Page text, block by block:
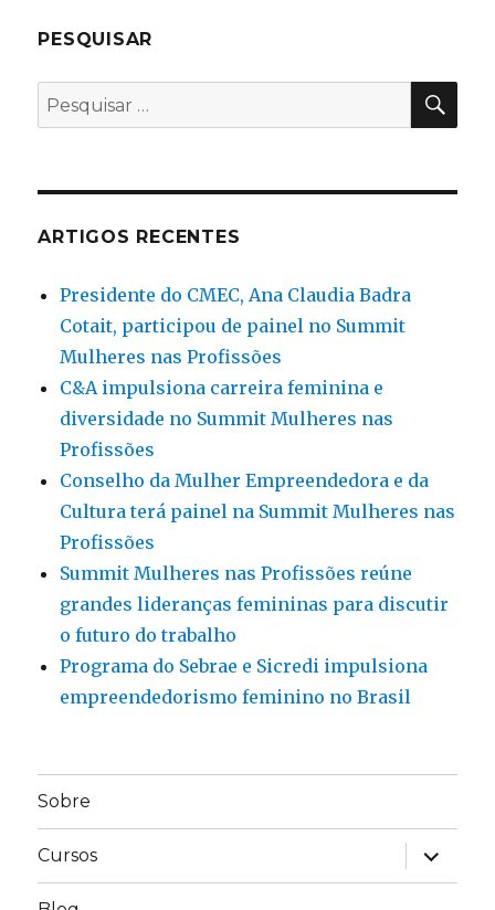
PESQUISAR
Pesquisar
por:
ARTIGOS RECENTES
Presidente do CMEC, Ana Claudia Badra
Cotait, participou de painel no Summit
Mulheres nas Profissões
C&A impulsiona carreira feminina e
diversidade no Summit Mulheres nas
Profissões
Conselho da Mulher Empreendedora e da
Cultura terá painel na Summit Mulheres nas
Profissões
Summit Mulheres nas Profissões reúne
grandes lideranças femininas para discutir
o futuro do trabalho
Programa do Sebrae e Sicredi impulsiona
empreendedorismo feminino no Brasil
Sobre
Cursos
expandir